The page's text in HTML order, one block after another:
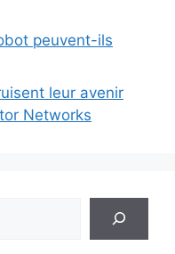
peuvent-ils
leur avenir
Networks